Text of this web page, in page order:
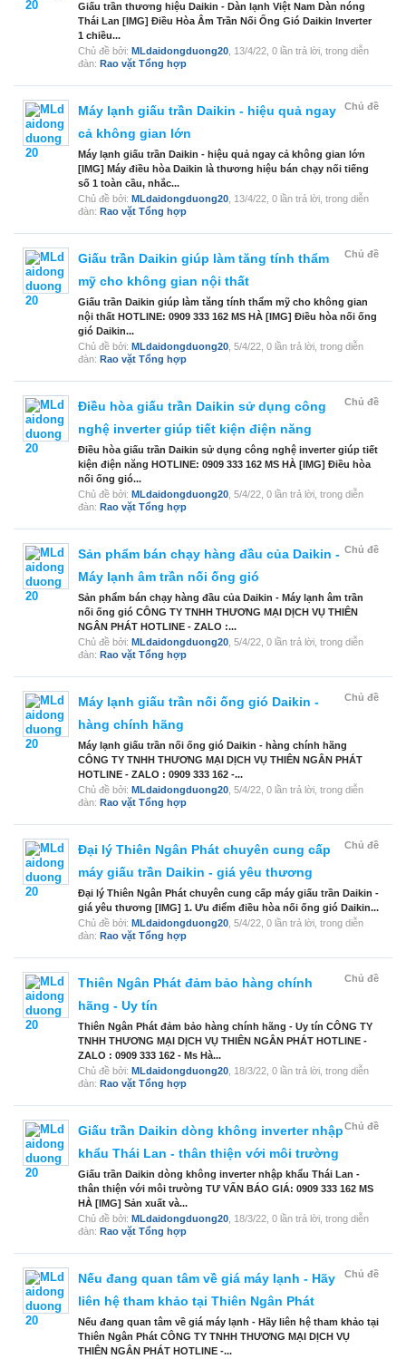
Giấu trần thương hiệu Daikin - Dàn lạnh Việt Nam Dàn nóng
Thái Lan [IMG] Điều Hòa Âm Trần Nối Ống Gió Daikin Inverter
1 chiều...
Chủ đề bởi: MLdaidongduong20 13/4/22 , 0 lần trả lời, trong diễn
đàn: Rao vặt Tổng hợp
Chủ đề
Máy lạnh giấu trần Daikin - hiệu quả ngay
cả không gian lớn
Máy lạnh giấu trần Daikin - hiệu quả ngay cả không gian lớn
[IMG] Máy điều hòa Daikin là thương hiệu bán chạy nối tiếng
số 1 toàn cầu, nhắc...
Chủ đề bởi: MLdaidongduong20 13/4/22 , 0 lần trả lời, trong diễn
đàn: Rao vặt Tổng hợp
Chủ đề
Giấu trần Daikin giúp làm tăng tính thẩm
mỹ cho không gian nội thất
Giấu trần Daikin giúp làm tăng tính thẩm mỹ cho không gian
nội thất HOTLINE: 0909 333 162 MS HÀ [IMG] Điều hòa nối ống
gió Daikin...
Chủ đề bởi: MLdaidongduong20 5/4/22 , 0 lần trả lời, trong diễn
đàn: Rao vặt Tổng hợp
Chủ đề
Điều hòa giấu trần Daikin sử dụng công
nghệ inverter giúp tiết kiện điện năng
Điều hòa giấu trần Daikin sử dụng công nghệ inverter giúp tiết
kiện điện năng HOTLINE: 0909 333 162 MS HÀ [IMG] Điều hòa
nối ống gió...
Chủ đề bởi: MLdaidongduong20 5/4/22 , 0 lần trả lời, trong diễn
đàn: Rao vặt Tổng hợp
Chủ đề
Sản phẩm bán chạy hàng đầu của Daikin -
Máy lạnh âm trần nối ống gió
Sản phẩm bán chạy hàng đầu của Daikin - Máy lạnh âm trần
nối ống gió CÔNG TY TNHH THƯƠNG MẠI DỊCH VỤ THIÊN
NGÂN PHÁT HOTLINE - ZALO :...
Chủ đề bởi: MLdaidongduong20 5/4/22 , 0 lần trả lời, trong diễn
đàn: Rao vặt Tổng hợp
Chủ đề
Máy lạnh giấu trần nối ống gió Daikin -
hàng chính hãng
Máy lạnh giấu trần nối ống gió Daikin - hàng chính hãng
CÔNG TY TNHH THƯƠNG MẠI DỊCH VỤ THIÊN NGÂN PHÁT
HOTLINE - ZALO : 0909 333 162 -...
Chủ đề bởi: MLdaidongduong20 5/4/22 , 0 lần trả lời, trong diễn
đàn: Rao vặt Tổng hợp
Chủ đề
Đại lý Thiên Ngân Phát chuyên cung cấp
máy giấu trần Daikin - giá yêu thương
Đại lý Thiên Ngân Phát chuyên cung cấp máy giấu trần Daikin -
giá yêu thương [IMG] 1. Ưu điểm điều hòa nối ống gió Daikin...
Chủ đề bởi: MLdaidongduong20 5/4/22 , 0 lần trả lời, trong diễn
đàn: Rao vặt Tổng hợp
Chủ đề
Thiên Ngân Phát đảm bảo hàng chính
hãng - Uy tín
Thiên Ngân Phát đảm bảo hàng chính hãng - Uy tín CÔNG TY
TNHH THƯƠNG MẠI DỊCH VỤ THIÊN NGÂN PHÁT HOTLINE -
ZALO : 0909 333 162 - Ms Hà...
Chủ đề bởi: MLdaidongduong20 18/3/22 , 0 lần trả lời, trong diễn
đàn: Rao vặt Tổng hợp
Chủ đề
Giấu trần Daikin dòng không inverter nhập
khẩu Thái Lan - thân thiện với môi trường
Giấu trần Daikin dòng không inverter nhập khẩu Thái Lan -
thân thiện với môi trường TƯ VẤN BÁO GIÁ: 0909 333 162 MS
HÀ [IMG] Sản xuất và...
Chủ đề bởi: MLdaidongduong20 18/3/22 , 0 lần trả lời, trong diễn
đàn: Rao vặt Tổng hợp
Chủ đề
Nếu đang quan tâm về giá máy lạnh - Hãy
liên hệ tham khảo tại Thiên Ngân Phát
Nếu đang quan tâm về giá máy lạnh - Hãy liên hệ tham khảo tại
Thiên Ngân Phát CÔNG TY TNHH THƯƠNG MẠI DỊCH VỤ
THIÊN NGÂN PHÁT HOTLINE -...